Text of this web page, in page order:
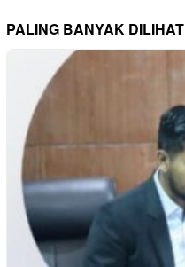
PALING BANYAK DILIHAT